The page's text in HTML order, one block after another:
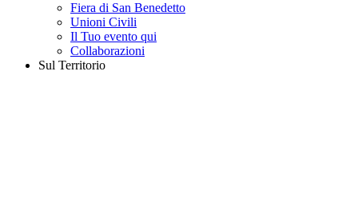
Fiera di San Benedetto
Unioni Civili
Il Tuo evento qui
Collaborazioni
Sul Territorio